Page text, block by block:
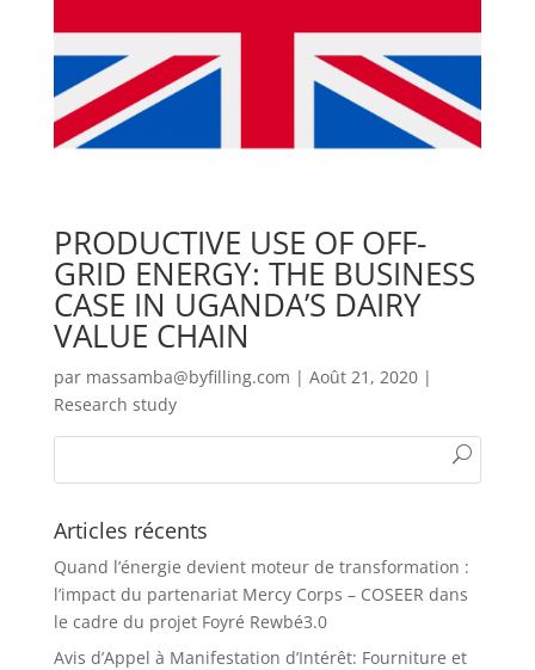
PRODUCTIVE USE OF OFF-
GRID ENERGY: THE BUSINESS
CASE IN UGANDA’S DAIRY
VALUE CHAIN
par massamba@byfilling.com | Août 21, 2020|
Research study
Articles récents
Quand l’énergie devient moteur de transformation :
l’impact du partenariat Mercy Corps – COSEER dans
le cadre du projet Foyré Rewbé3.0
Avis d’Appel à Manifestation d’Intérêt: Fourniture et